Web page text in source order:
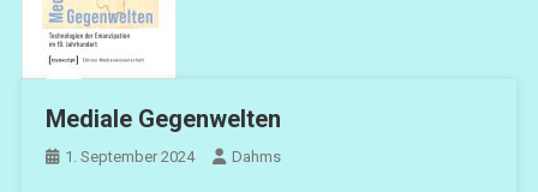
Mediale Gegenwelten
1. September 2024 Dahms